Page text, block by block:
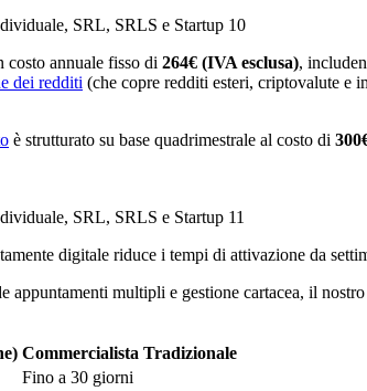
SRL, SRLS e Startup 10
costo annuale fisso di 264€ (IVA esclusa),
dei redditi (che copre redditi esteri, criptovalute e
è strutturato su base quadrimestrale al costo di
SRL, SRLS e Startup 11
digitale riduce i tempi di attivazione da
appuntamenti multipli e gestione cartacea, il
Commercialista Tradizionale
Fino a 30 giorni